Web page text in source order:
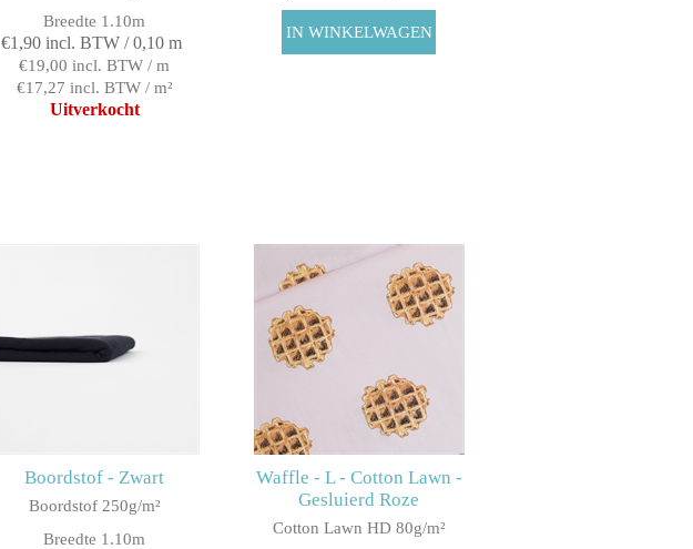
Breedte 1.10m
€1,90 incl. BTW / 0,10 m
€19,00 incl. BTW / m
€17,27 incl. BTW / m²
Uitverkocht
Boordstof - Zwart
Boordstof 250g/m²
Breedte 1.10m
Waffle - L - Cotton Lawn -
Gesluierd Roze
Cotton Lawn HD 80g/m²